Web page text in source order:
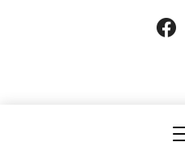
apotheekdons@skynet.be